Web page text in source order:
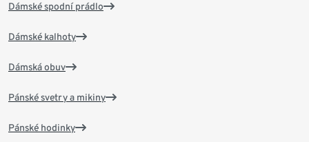
Dámské spodní prádlo
Dámské kalhoty
Dámská obuv
Pánské svetry a mikiny
Pánské hodinky